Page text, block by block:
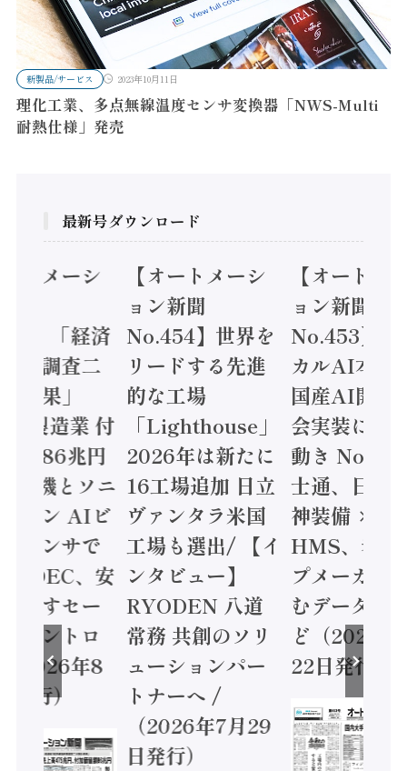
新製品/サービス 2023年10月11日
理化工業、多点無線温度センサ変換器「NWS-Multi
耐熱仕様」発売
最新号ダウンロード
トメーシ
】「経済
態調査二
結果」
年製造業 付
額86兆円
電機とソニ
コン AIビ
センサで
/ IDEC、安
かすセー
コントロ
2026年8
発行）
【オートメーシ
ョン新聞
No.454】世界を
リードする先進
的な工場
「Lighthouse」
2026年は新たに
16工場追加 日立
ヴァンタラ米国
工場も選出/ 【イ
ンタビュー】
RYODEN 八道
常務 共創のソリ
ューションパー
トナーへ /
（2026年7月29
日発行）
【オートメ
ョン新聞
No.453】フ
カルAI本格
国産AI開発
会実装に活
動き
士通、日立
神装備 ×
HMS、老舗
プメーカー
むデータ活
ど（2026年
22日発行）